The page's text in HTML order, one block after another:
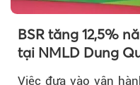
BSR tăng 12,5%
tại NMLD Dung
Việc đưa vào vận